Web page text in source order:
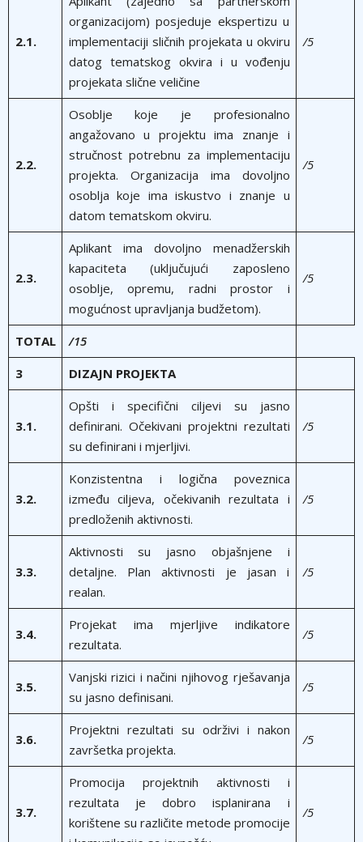
2.1.
organizacijom) posjeduje ekspertizu u
implementaciji sličnih projekata u okviru
datog tematskog okvira i u vođenju
projekata slične veličine
/5
2.2.
Osoblje koje je profesionalno
angažovano u projektu ima znanje i
stručnost potrebnu za implementaciju
projekta. Organizacija ima dovoljno
osoblja koje ima iskustvo i znanje u
datom tematskom okviru.
/5
2.3.
Aplikant ima dovoljno menadžerskih
kapaciteta (uključujući zaposleno
osoblje, opremu, radni prostor i
mogućnost upravljanja budžetom).
/5
TOTAL
/15
3
DIZAJN PROJEKTA
3.1.
Opšti i specifični ciljevi su jasno
definirani. Očekivani projektni rezultati
su definirani i mjerljivi.
/5
3.2.
Konzistentna i logična poveznica
između ciljeva, očekivanih rezultata i
predloženih aktivnosti.
/5
3.3.
Aktivnosti su jasno objašnjene i
detaljne. Plan aktivnosti je jasan i
realan.
/5
3.4.
Projekat ima mjerljive indikatore
rezultata.
/5
3.5.
Vanjski rizici i načini njihovog rješavanja
su jasno definisani.
/5
3.6.
Projektni rezultati su održivi i nakon
završetka projekta.
/5
3.7.
Promocija projektnih aktivnosti i
rezultata je dobro isplanirana i
korištene su različite metode promocije
/5